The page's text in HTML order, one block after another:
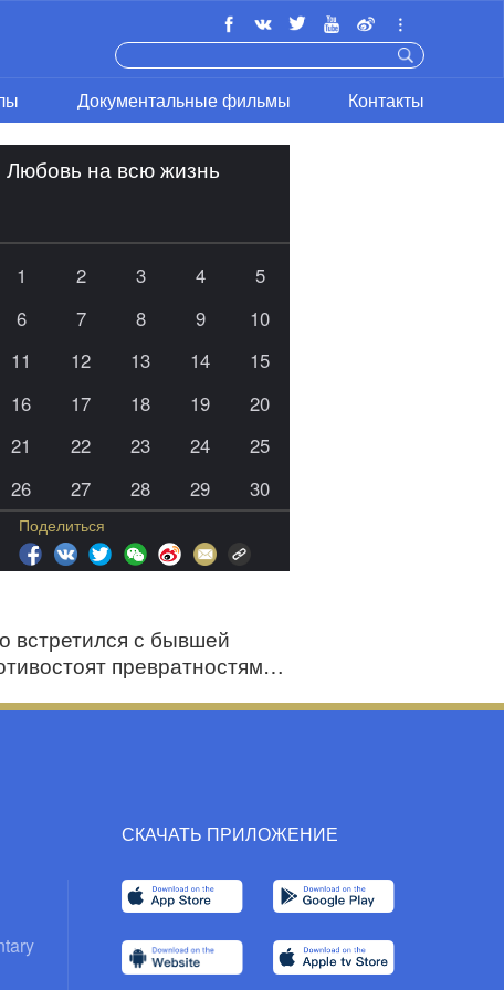
Документальные фильмы Контакты
Любовь на всю жизнь
1 2 3 4
5
6
7 8 9
10
11
12 13 14
15
16
17 18 19
20
21
22 23 24
25
26
27 28 29 30
Поделиться
встретился с бывшей
превратностям
СКАЧАТЬ ПРИЛОЖЕНИЕ